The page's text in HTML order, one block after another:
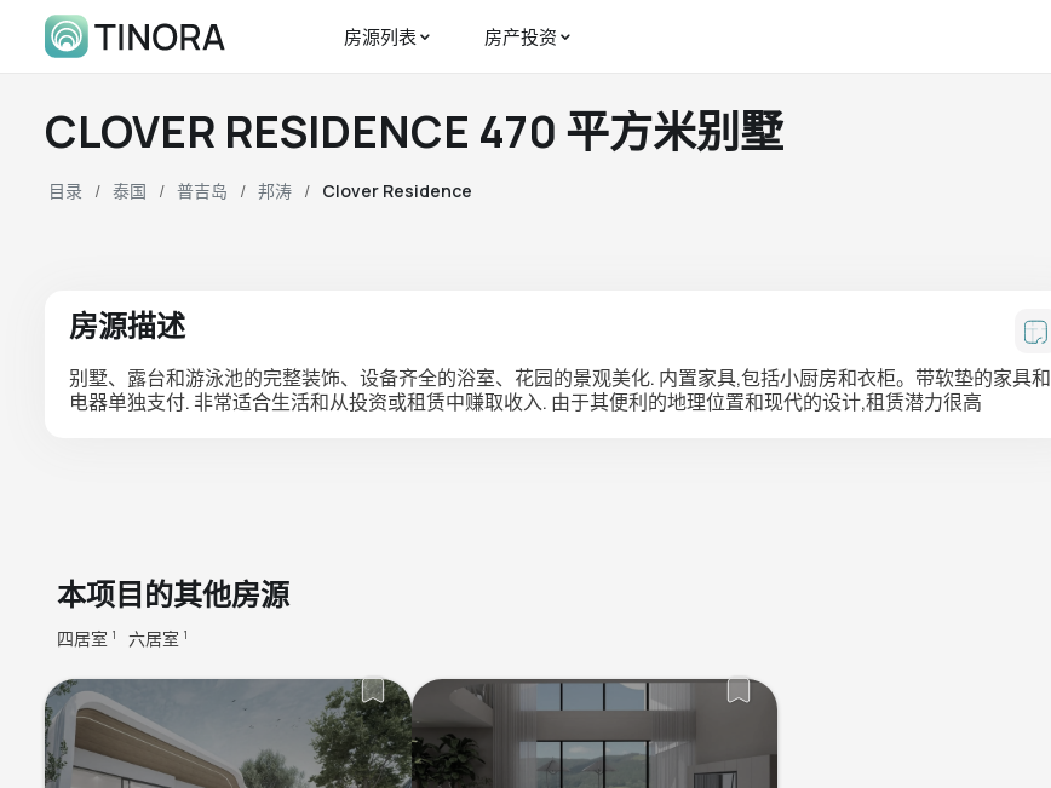
房源列表 房产投资
CLOVER RESIDENCE 470 平方米别墅
目录 泰国 普吉岛 邦涛 Clover Residence
房源描述
别墅、露台和游泳池的完整装饰、设备齐全的浴室、花园的景观美化. 内置家具,包括小厨房和衣柜。带软垫的家具和
电器单独支付. 非常适合生活和从投资或租赁中赚取收入. 由于其便利的地理位置和现代的设计,租赁潜力很高
本项目的其他房源
四居室 1 六居室 1